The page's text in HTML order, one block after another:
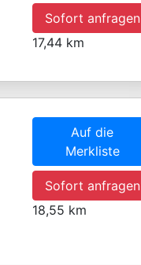
Sofort anfragen
17,44 km
Auf die
Merkliste
Sofort anfragen
18,55 km